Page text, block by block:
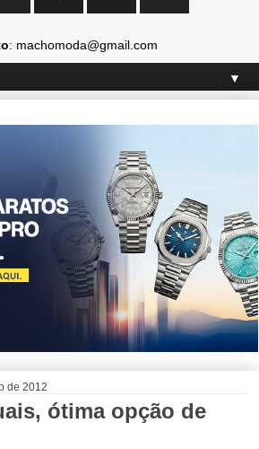
: machomoda@gmail.com
▼
de 2012
ótima opção de